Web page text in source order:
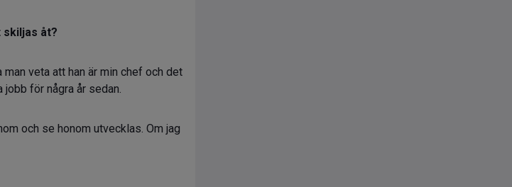
skiljas åt?
veta att han är min chef och det
jobb för några år sedan.
och se honom utvecklas. Om jag